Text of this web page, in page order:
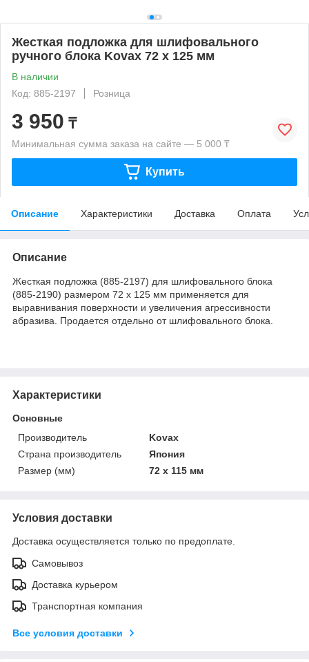
Жесткая подложка для шлифовального
ручного блока Kovax 72 x 125 мм
В наличии
Код: 885-2197
Розница
3 950 ₸
Минимальная сумма заказа на сайте — 5 000 ₸
Купить
Описание Характеристики Доставка Оплата
Описание
Жесткая подложка (885-2197) для шлифовального блока
(885-2190) размером 72 х 125 мм применяется для
выравнивания поверхности и увеличения агрессивности
абразива. Продается отдельно от шлифовального блока.
Характеристики
Основные
Производитель
Kovax
Страна производитель
Япония
Размер (мм)
72 x 115 мм
Условия доставки
Доставка осуществляется только по предоплате.
Самовывоз
Доставка курьером
Транспортная компания
Все условия доставки